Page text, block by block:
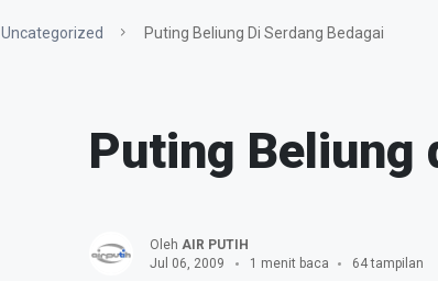
Uncategorized Puting Beliung Di Serdang Bedagai
Puting Beliung
Oleh AIR PUTIH
Jul 06, 2009
1 menit baca 64 tampilan